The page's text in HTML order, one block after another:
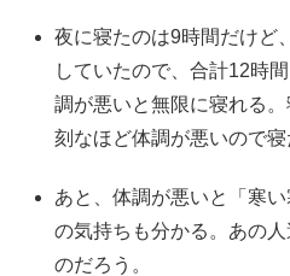
夜に寝たのは9時間だけど
していたので、合計12時
調が悪いと無限に寝れる
刻なほど体調が悪いので寝
あと、体調が悪いと「寒
の気持ちも分かる。あの
のだろう。